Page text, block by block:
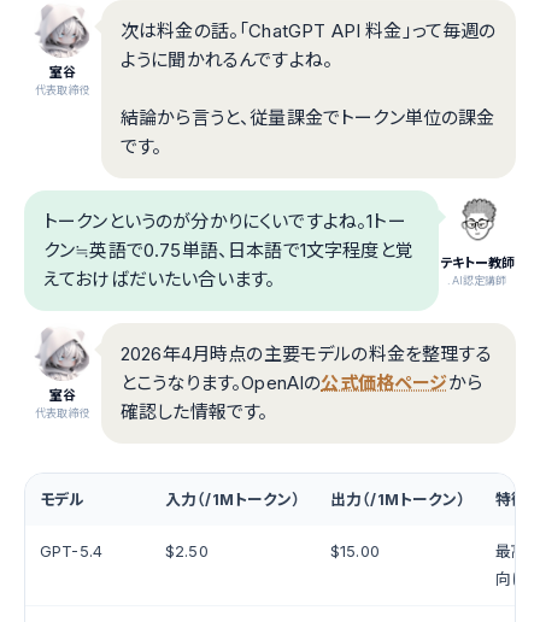
室谷
代表取締役
次は料金の話。「ChatGPT API 料金」って毎週の
ように聞かれるんですよね。
結論から言うと、従量課金でトークン単位の課金
です。
テキトー教師
.AI認定講師
トークンというのが分かりにくいですよね。1トー
クン≒英語で0.75単語、日本語で1文字程度と覚
えておけばだいたい合います。
室谷
代表取締役
2026年4月時点の主要モデルの料金を整理する
とこうなります。OpenAIの公式価格ページから
確認した情報です。
モデル 入力（/1Mトークン） 出力（/1Mトークン） 特徴
GPT-5.4 $2.50 $15.00
最高
向け